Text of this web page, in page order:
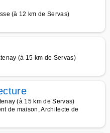
(à 12 km de Servas)
(à 15 km de Servas)
(à 15 km de Servas)
de maison, Architecte de